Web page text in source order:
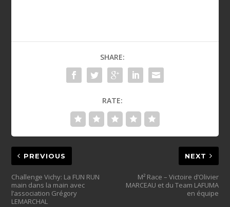
SHARE:
RATE:
PREVIOUS
Challenge Vichy: La FUN RUN
main dans la main avec
l’association Grégory
LEMARCHAL
NEXT
M² Race – Victoire d’Olivier
MARCEAU et du Team LAFUMA
en équipe